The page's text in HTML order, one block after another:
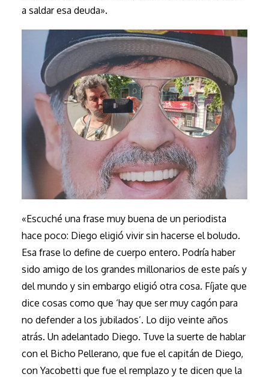
a saldar esa deuda».
«Escuché una frase muy buena de un periodista
hace poco: Diego eligió vivir sin hacerse el boludo.
Esa frase lo define de cuerpo entero. Podría haber
sido amigo de los grandes millonarios de este país y
del mundo y sin embargo eligió otra cosa. Fíjate que
dice cosas como que ‘hay que ser muy cagón para
no defender a los jubilados’. Lo dijo veinte años
atrás. Un adelantado Diego. Tuve la suerte de hablar
con el Bicho Pellerano, que fue el capitán de Diego,
con Yacobetti que fue el remplazo y te dicen que la